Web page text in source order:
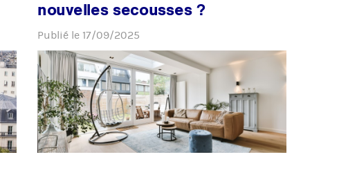
nouvelles secousses ?
Publié le 17/09/2025